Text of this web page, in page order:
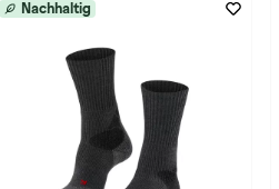
Nachhaltig